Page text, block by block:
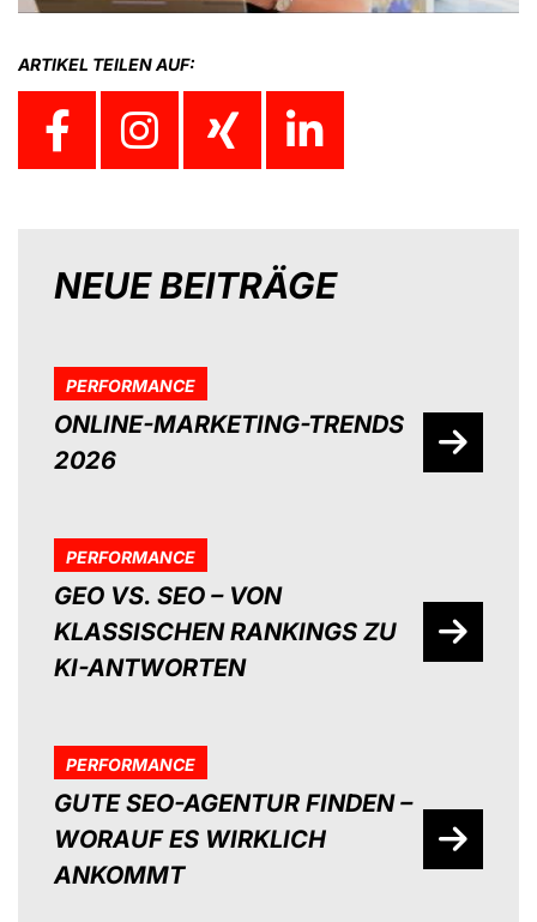
ARTIKEL TEILEN AUF:
NEUE BEITRÄGE
PERFORMANCE
ONLINE-MARKETING-TRENDS
2026
PERFORMANCE
GEO VS. SEO – VON
KLASSISCHEN RANKINGS ZU
KI-ANTWORTEN
PERFORMANCE
GUTE SEO-AGENTUR FINDEN –
WORAUF ES WIRKLICH
ANKOMMT